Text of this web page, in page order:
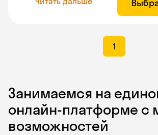
1
Занимаемся на
онлайн-платформе с
возможностей